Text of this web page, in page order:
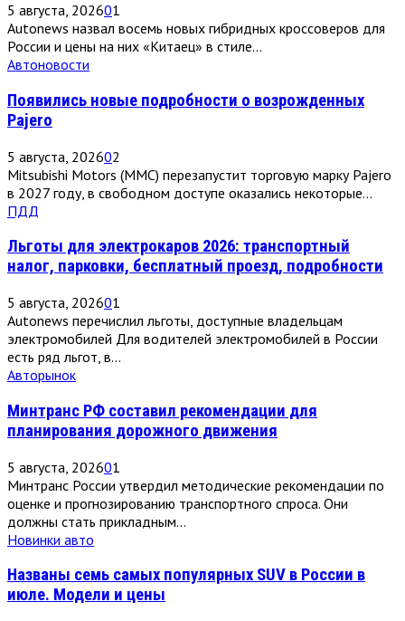
5 августа, 202601
Autonews назвал восемь новых гибридных кроссоверов для
России и цены на них «Китаец» в стиле...
Автоновости
Появились новые подробности о возрожденных
Pajero
5 августа, 202602
Mitsubishi Motors (MMC) перезапустит торговую марку Pajero
в 2027 году, в свободном доступе оказались некоторые...
ПДД
Льготы для электрокаров 2026: транспортный
налог, парковки, бесплатный проезд, подробности
5 августа, 202601
Autonews перечислил льготы, доступные владельцам
электромобилей Для водителей электромобилей в России
есть ряд льгот, в...
Авторынок
Минтранс РФ составил рекомендации для
планирования дорожного движения
5 августа, 202601
Минтранс России утвердил методические рекомендации по
оценке и прогнозированию транспортного спроса. Они
должны стать прикладным...
Новинки авто
Названы семь самых популярных SUV в России в
июле. Модели и цены